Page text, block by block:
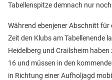
Tabellenspitze demnach nur
Während ebenjener Abschnitt für
Zeit den Klubs am Tabellenende
Heidelberg und Crailsheim
16 und müssen in den
in Richtung einer Aufholjagd